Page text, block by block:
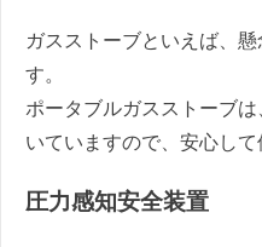
ガスストーブといえば、
す。
ポータブルガスストーブ
いていますので、安心して
圧力感知安全装置